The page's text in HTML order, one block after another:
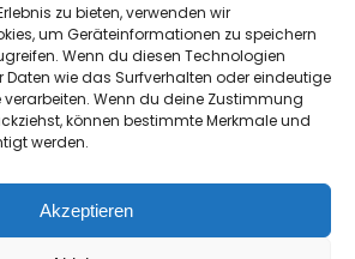
zu bieten, verwenden wir
um Geräteinformationen zu speichern
Wenn du diesen Technologien
Daten wie das Surfverhalten oder eindeutige
verarbeiten. Wenn du deine Zustimmung
können bestimmte Merkmale und
werden.
Akzeptieren
- Eine Initiative des
2024 - Powered by